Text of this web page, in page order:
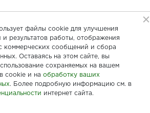
файлы cookie для улучшения
и результатов работы, отображения
коммерческих сообщений и сбора
Оставаясь на этом сайте, вы
сохраняемых на вашем
cookie и на обработку ваших
. Более подробную информацию см. в
интернет сайта.